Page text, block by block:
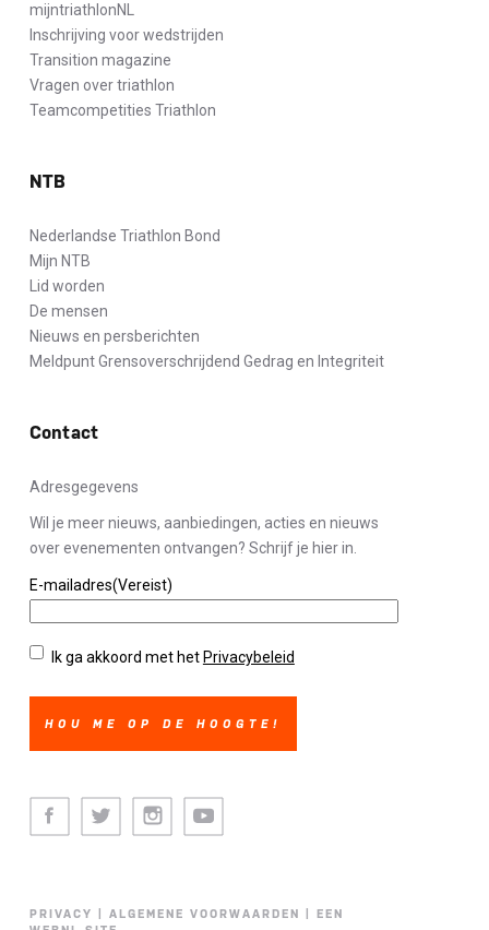
mijntriathlonNL
Inschrijving voor wedstrijden
Transition magazine
Vragen over triathlon
Teamcompetities Triathlon
NTB
Nederlandse Triathlon Bond
Mijn NTB
Lid worden
De mensen
Nieuws en persberichten
Meldpunt Grensoverschrijdend Gedrag en Integriteit
Contact
Adresgegevens
Wil je meer nieuws, aanbiedingen, acties en nieuws
over evenementen ontvangen? Schrijf je hier in.
E-mailadres(Vereist)
Privacybeleid(Vereist)
Ik ga akkoord met het Privacybeleid
PRIVACY ALGEMENE VOORWAARDEN
EEN